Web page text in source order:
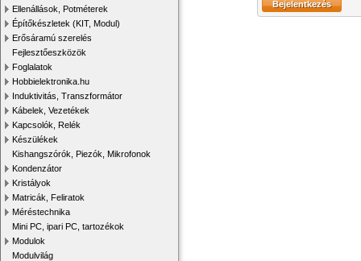
Ellenállások, Potméterek
Építőkészletek (KIT, Modul)
Erősáramú szerelés
Fejlesztőeszközök
Foglalatok
Hobbielektronika.hu
Induktivitás, Transzformátor
Kábelek, Vezetékek
Kapcsolók, Relék
Készülékek
Kishangszórók, Piezók, Mikrofonok
Kondenzátor
Kristályok
Matricák, Feliratok
Méréstechnika
Mini PC, ipari PC, tartozékok
Modulok
Modulvilág